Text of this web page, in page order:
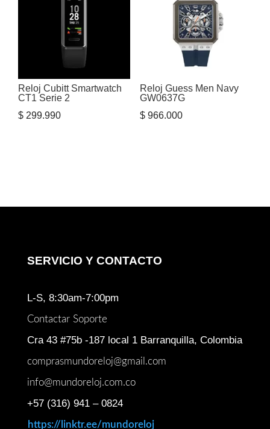
Reloj Cubitt Smartwatch
CT1 Serie 2
$ 299.990
Reloj Guess Men Navy
GW0637G
$966.000
SERVICIO Y CONTACTO
L-S, 8:30am-7:00pm
Contactar Soporte
Cra 43 #75b -187 local 1 Barranquilla, Colombia
comprasmundoreloj@gmail.com
info@mundoreloj.com.co
+57 (316) 941 – 0824
https://linktr.ee/mundoreloj